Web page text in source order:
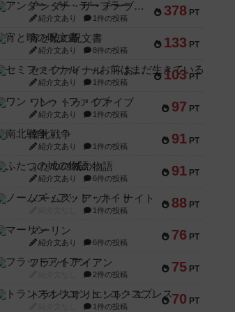
378 PT
アンダー・ザ・テーブラー
紹介文あり 1件の投稿
133 PT
宵と暁の呪文書
紹介文あり 8件の投稿
103 PT
セミファイナル ～お前はまだ生きている～
紹介文あり 1件の投稿
97 PT
ワン・トゥ・ファイブ
紹介文あり 1件の投稿
91 PT
南北戦争
紹介文あり 1件の投稿
91 PT
ふたつの城の物語
紹介文あり 6件の投稿
88 PT
ノームズ・アット・ナイト
1件の投稿
76 PT
マーリン
紹介文あり 6件の投稿
75 PT
フラットアイアン
2件の投稿
70 PT
トランスオリエント・エクスプレス
1件の投稿